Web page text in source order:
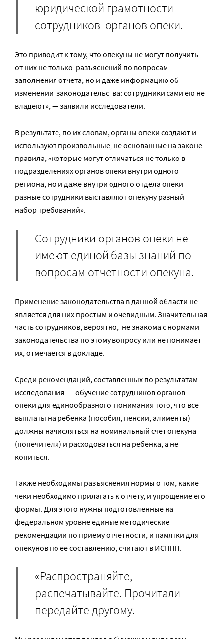
юридической грамотности
сотрудников органов опеки.
Это приводит к тому, что опекуны не могут получить
от них не только разъяснений по вопросам
заполнения отчета, но и даже информацию об
изменении законодательства: сотрудники сами ею не
владеют», — заявили исследователи.
В результате, по их словам, органы опеки создают и
используют произвольные, не основанные на законе
правила, «которые могут отличаться не только в
подразделениях органов опеки внутри одного
региона, но и даже внутри одного отдела опеки
разные сотрудники выставляют опекуну разный
набор требований».
Сотрудники органов опеки не
имеют единой базы знаний по
вопросам отчетности опекуна.
Применение законодательства в данной области не
является для них простым и очевидным. Значительная
часть сотрудников, вероятно, не знакома с нормами
законодательства по этому вопросу или не понимает
их, отмечается в докладе.
Среди рекомендаций, составленных по результатам
исследования — обучение сотрудников органов
опеки для единообразного понимания того, что все
выплаты на ребенка (пособия, пенсии, алименты)
должны начисляться на номинальный счет опекуна
(попечителя) и расходоваться на ребенка, а не
копиться.
Также необходимы разъяснения нормы о том, какие
чеки необходимо прилагать к отчету, и упрощение его
формы. Для этого нужны подготовленные на
федеральном уровне единые методические
рекомендации по приему отчетности, и памятки для
опекунов по ее составлению, считают в ИСППП.
«Распространяйте,
распечатывайте. Прочитали —
передайте другому.